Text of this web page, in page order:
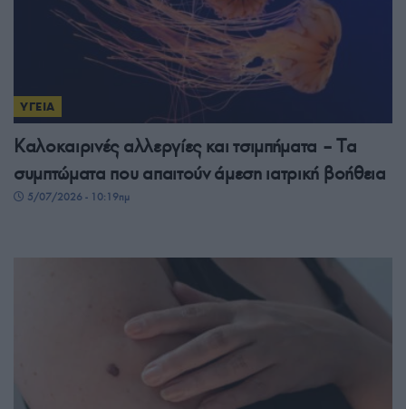
ΥΓΕΙΑ
Καλοκαιρινές αλλεργίες και τσιμπήματα – Tα
συμπτώματα που απαιτούν άμεση ιατρική βοήθεια
5/07/2026 - 10:19πμ